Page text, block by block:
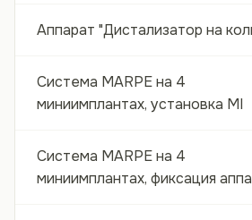
Аппарат "Дистализатор на
Система MARPE на 4
миниимплантах, установка MI
Система MARPE на 4
миниимплантах, фиксация